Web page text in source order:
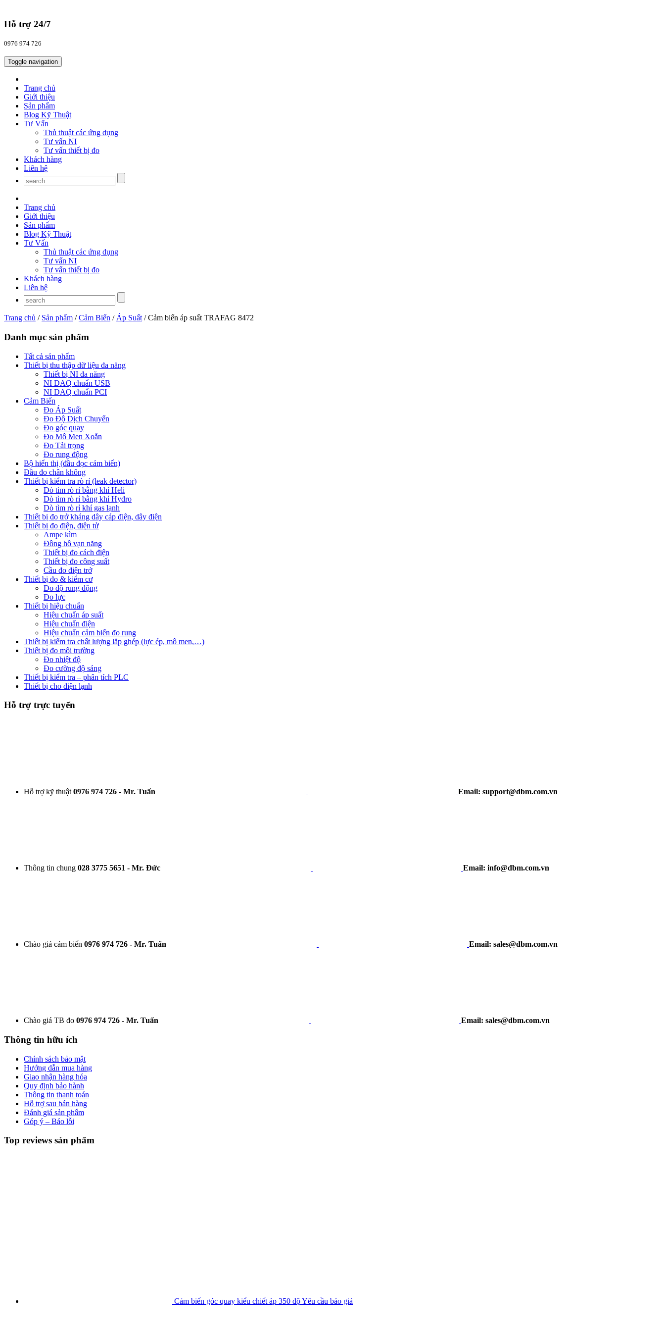
Hỗ trợ 24/7
0976 974 726
Toggle navigation
Trang chủ
Giới thiệu
Sản phẩm
Blog Kỹ Thuật
Tư Vấn
Thủ thuật các ứng dụng
Tư vấn NI
Tư vấn thiết bị đo
Khách hàng
Liên hệ
Trang chủ
Giới thiệu
Sản phẩm
Blog Kỹ Thuật
Tư Vấn
Thủ thuật các ứng dụng
Tư vấn NI
Tư vấn thiết bị đo
Khách hàng
Liên hệ
Trang chủ / Sản phẩm /Cảm Biến / Áp Suất / Cảm biến áp suất TRAFAG 8472
Danh mục sản phẩm
Tất cả sản phẩm
Thiết bị thu thập dữ liệu đa năng
Thiết bị NI đa năng
NI DAQ chuẩn USB
NI DAQ chuẩn PCI
Cảm Biến
Đo Áp Suất
Đo Độ Dịch Chuyển
Đo góc quay
Đo Mô Men Xoắn
Đo Tải trọng
Đo rung động
Bộ hiển thị (đầu đọc cảm biến)
Đầu đo chân không
Thiết bị kiểm tra rò rỉ (leak detector)
Dò tìm rò rỉ bằng khí Heli
Dò tìm rò rỉ bằng khí Hydro
Dò tìm rò rỉ khí gas lạnh
Thiết bị đo trở kháng dây cáp điện, dây điện
Thiết bị đo điện, điện tử
Ampe kìm
Đồng hồ vạn năng
Thiết bị đo cách điện
Thiết bị đo công suất
Cầu đo điện trở
Thiết bị đo & kiểm cơ
Đo độ rung động
Đo lực
Thiết bị hiệu chuẩn
Hiệu chuẩn áp suất
Hiệu chuẩn điện
Hiệu chuẩn cảm biến đo rung
Thiết bị kiểm tra chất lượng lắp ghép (lực ép, mô men,…)
Thiết bị đo môi trường
Đo nhiệt độ
Đo cường độ sáng
Thiết bị kiểm tra – phân tích PLC
Thiết bị cho điện lạnh
Hỗ trợ trực tuyến
Hỗ trợ kỹ thuật 0976 974 726 - Mr. Tuấn Email: support@dbm.com.vn
Thông tin chung 028 3775 5651 - Mr. Đức Email: info@dbm.com.vn
Chào giá cảm biến 0976 974 726 - Mr. Tuấn Email: sales@dbm.com.vn
Chào giá TB đo 0976 974 726 - Mr. Tuấn Email: sales@dbm.com.vn
Thông tin hữu ích
Chính sách bảo mật
Hướng dẫn mua hàng
Giao nhận hàng hóa
Quy định bảo hành
Thông tin thanh toán
Hỗ trợ sau bán hàng
Đánh giá sản phẩm
Góp ý – Báo lỗi
Top reviews sản phẩm
Cảm biến góc quay kiểu chiết áp 350 độYêu cầu báo giá